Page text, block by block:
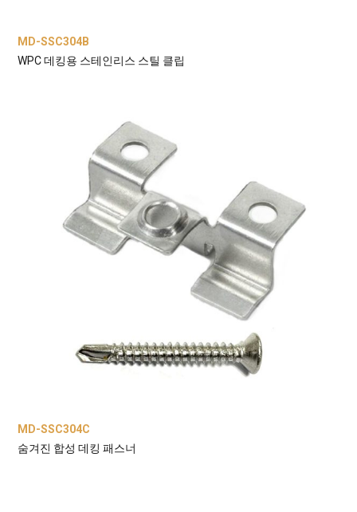
MD-SSC304B
WPC 데킹용 스테인리스 스틸 클립
MD-SSC304C
숨겨진 합성 데킹 패스너